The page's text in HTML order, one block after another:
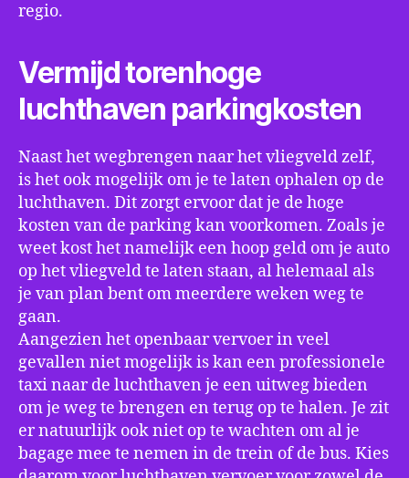
regio.
Vermijd torenhoge
luchthaven parkingkosten
Naast het wegbrengen naar het vliegveld zelf,
is het ook mogelijk om je te laten ophalen op de
luchthaven. Dit zorgt ervoor dat je de hoge
kosten van de parking kan voorkomen. Zoals je
weet kost het namelijk een hoop geld om je auto
op het vliegveld te laten staan, al helemaal als
je van plan bent om meerdere weken weg te
gaan.
Aangezien het openbaar vervoer in veel
gevallen niet mogelijk is kan een professionele
taxi naar de luchthaven je een uitweg bieden
om je weg te brengen en terug op te halen. Je zit
er natuurlijk ook niet op te wachten om al je
bagage mee te nemen in de trein of de bus. Kies